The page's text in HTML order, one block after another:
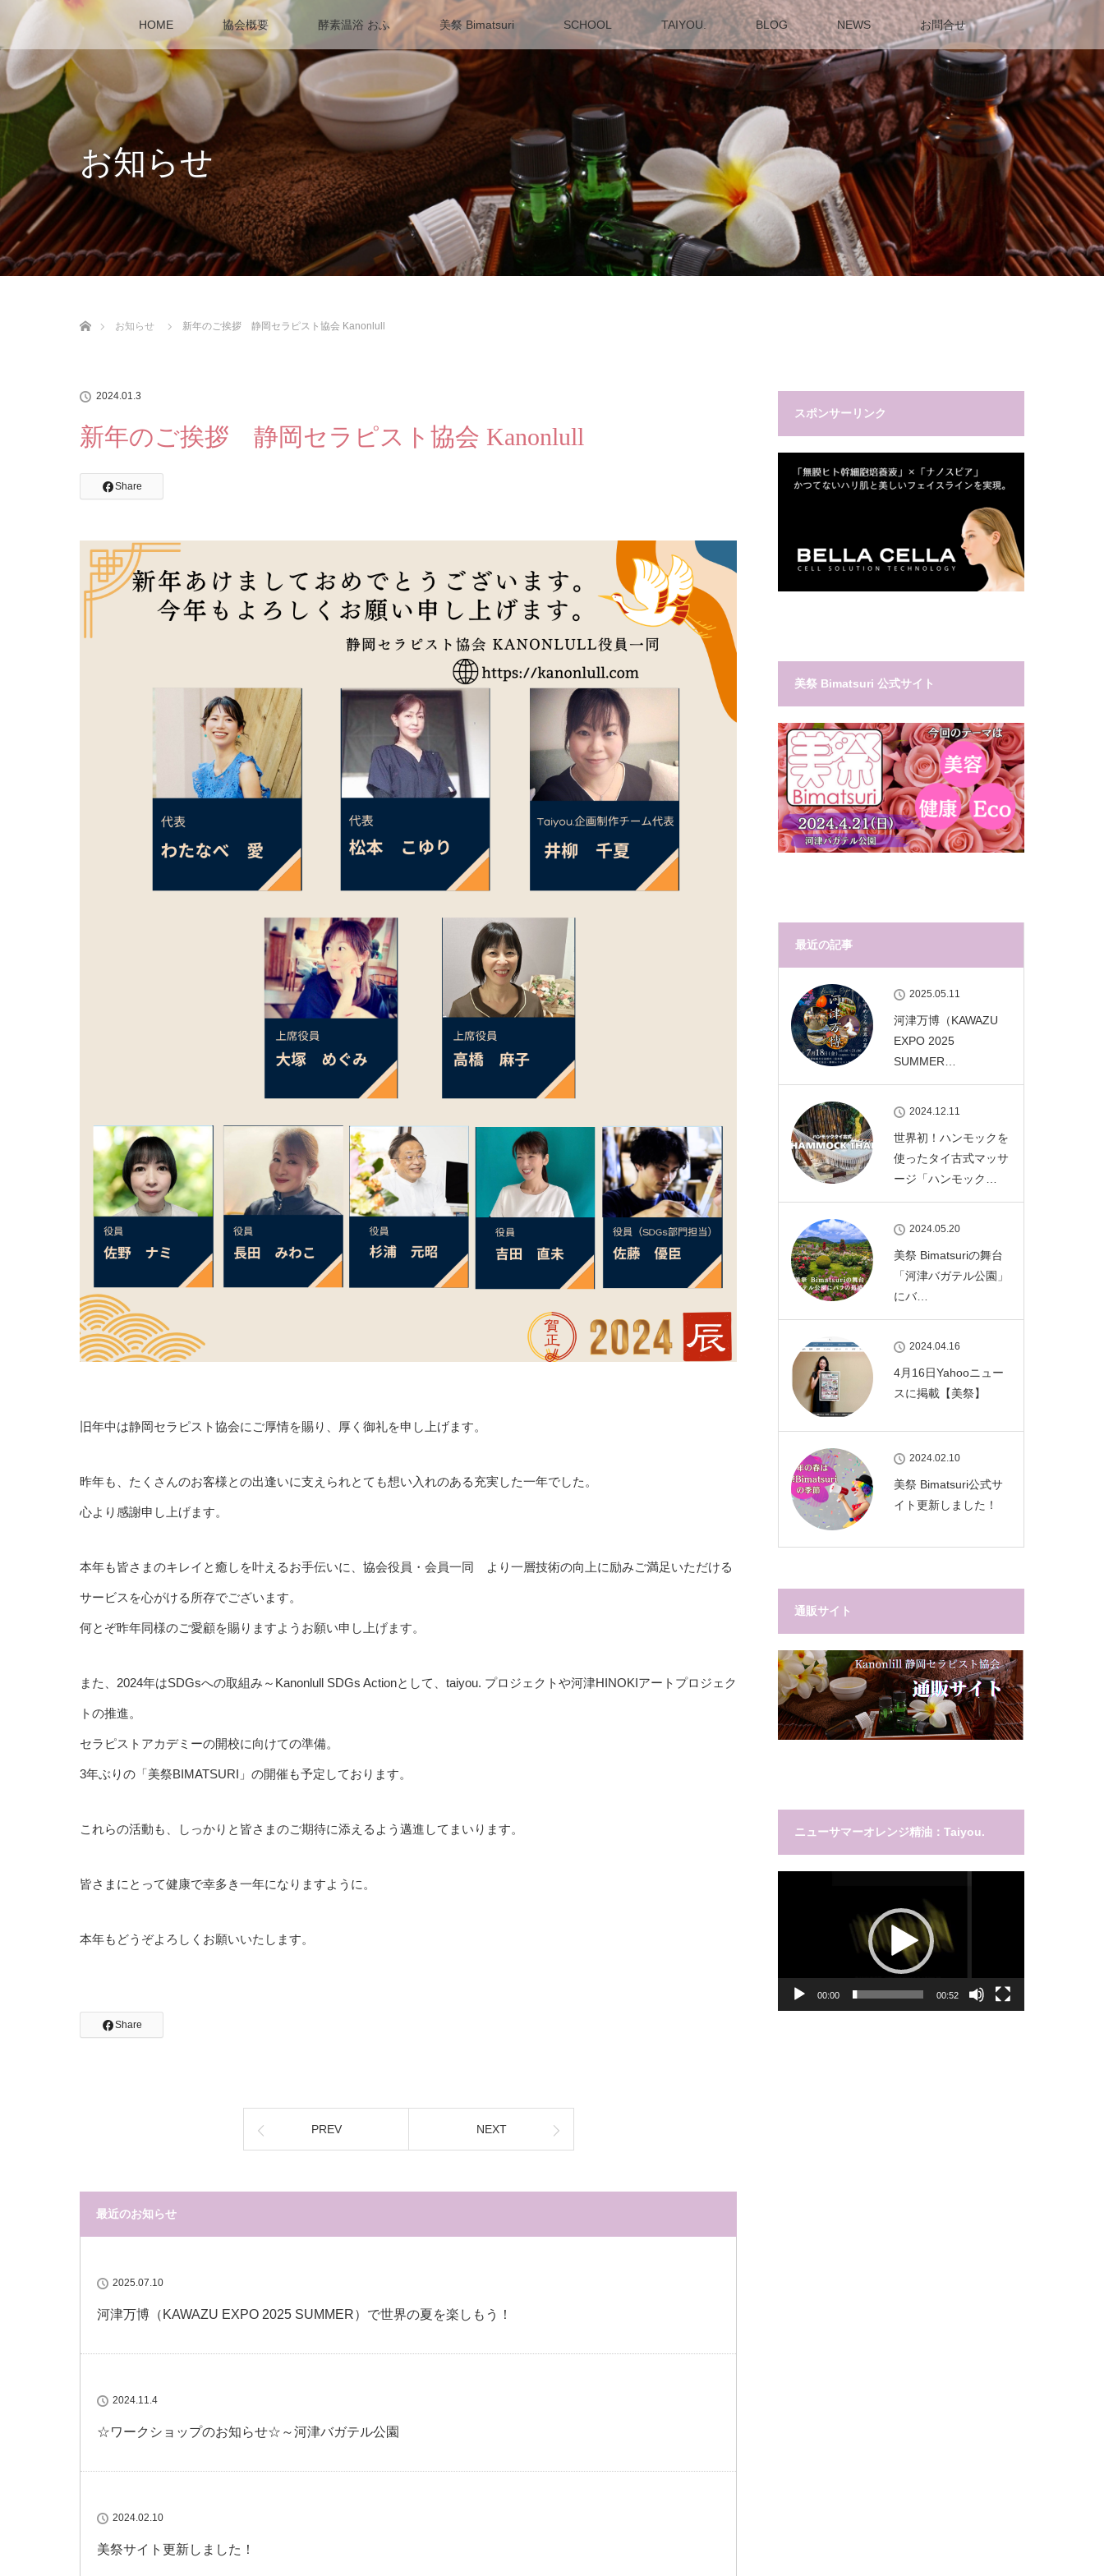
HOME 協会概要 酵素温浴 おふ 美祭 Bimatsuri SCHOOL TAIYOU. BLOG NEWS お問合せ
お知らせ
お知らせ
新年のご挨拶 静岡セラピスト協会 Kanonlull
2024.01.3
新年のご挨拶 静岡セラピスト協会 Kanonlull
Share
旧年中は静岡セラピスト協会にご厚情を賜り、厚く御礼を申し上げます。
昨年も、たくさんのお客様との出逢いに支えられとても想い入れのある充実した一年でした。
心より感謝申し上げます。
本年も皆さまのキレイと癒しを叶えるお手伝いに、協会役員・会員一同 より一層技術の向上に励みご満足いただける
サービスを心がける所存でございます。
何とぞ昨年同様のご愛顧を賜りますようお願い申し上げます。
また、2024年はSDGsへの取組み～Kanonlull SDGs Actionとして、taiyou. プロジェクトや河津HINOKIアートプロジェク
トの推進。
セラピストアカデミーの開校に向けての準備。
3年ぶりの「美祭BIMATSURI」の開催も予定しております。
これらの活動も、しっかりと皆さまのご期待に添えるよう邁進してまいります。
皆さまにとって健康で幸多き一年になりますように。
本年もどうぞよろしくお願いいたします。
Share
PREV NEXT
最近のお知らせ
2025.07.10
河津万博（KAWAZU EXPO 2025 SUMMER）で世界の夏を楽しもう！
2024.11.4
☆ワークショップのお知らせ☆～河津バガテル公園
2024.02.10
美祭サイト更新しました！
スポンサーリンク
美祭 Bimatsuri 公式サイト
最近の記事
2025.05.11
河津万博（KAWAZU
EXPO 2025
SUMMER…
2024.12.11
世界初！ハンモックを
使ったタイ古式マッサ
ージ「ハンモック…
2024.05.20
美祭 Bimatsuriの舞台
「河津バガテル公園」
にバ…
2024.04.16
4月16日Yahooニュー
スに掲載【美祭】
2024.02.10
美祭 Bimatsuri公式サ
イト更新しました！
通販サイト
ニューサマーオレンジ精油：Taiyou.
00:00 00:52